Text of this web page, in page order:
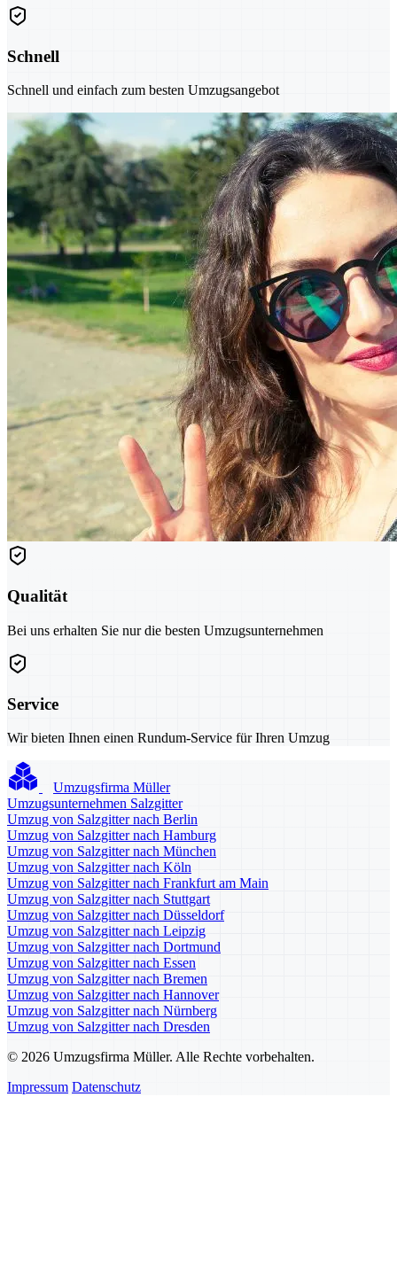
Schnell
Schnell und einfach zum besten Umzugsangebot
Qualität
Bei uns erhalten Sie nur die besten Umzugsunternehmen
Service
Wir bieten Ihnen einen Rundum-Service für Ihren Umzug
Umzugsfirma Müller
Umzugsunternehmen Salzgitter
Umzug von Salzgitter nach Berlin
Umzug von Salzgitter nach Hamburg
Umzug von Salzgitter nach München
Umzug von Salzgitter nach Köln
Umzug von Salzgitter nach Frankfurt am Main
Umzug von Salzgitter nach Stuttgart
Umzug von Salzgitter nach Düsseldorf
Umzug von Salzgitter nach Leipzig
Umzug von Salzgitter nach Dortmund
Umzug von Salzgitter nach Essen
Umzug von Salzgitter nach Bremen
Umzug von Salzgitter nach Hannover
Umzug von Salzgitter nach Nürnberg
Umzug von Salzgitter nach Dresden
© 2026 Umzugsfirma Müller. Alle Rechte vorbehalten.
Impressum Datenschutz